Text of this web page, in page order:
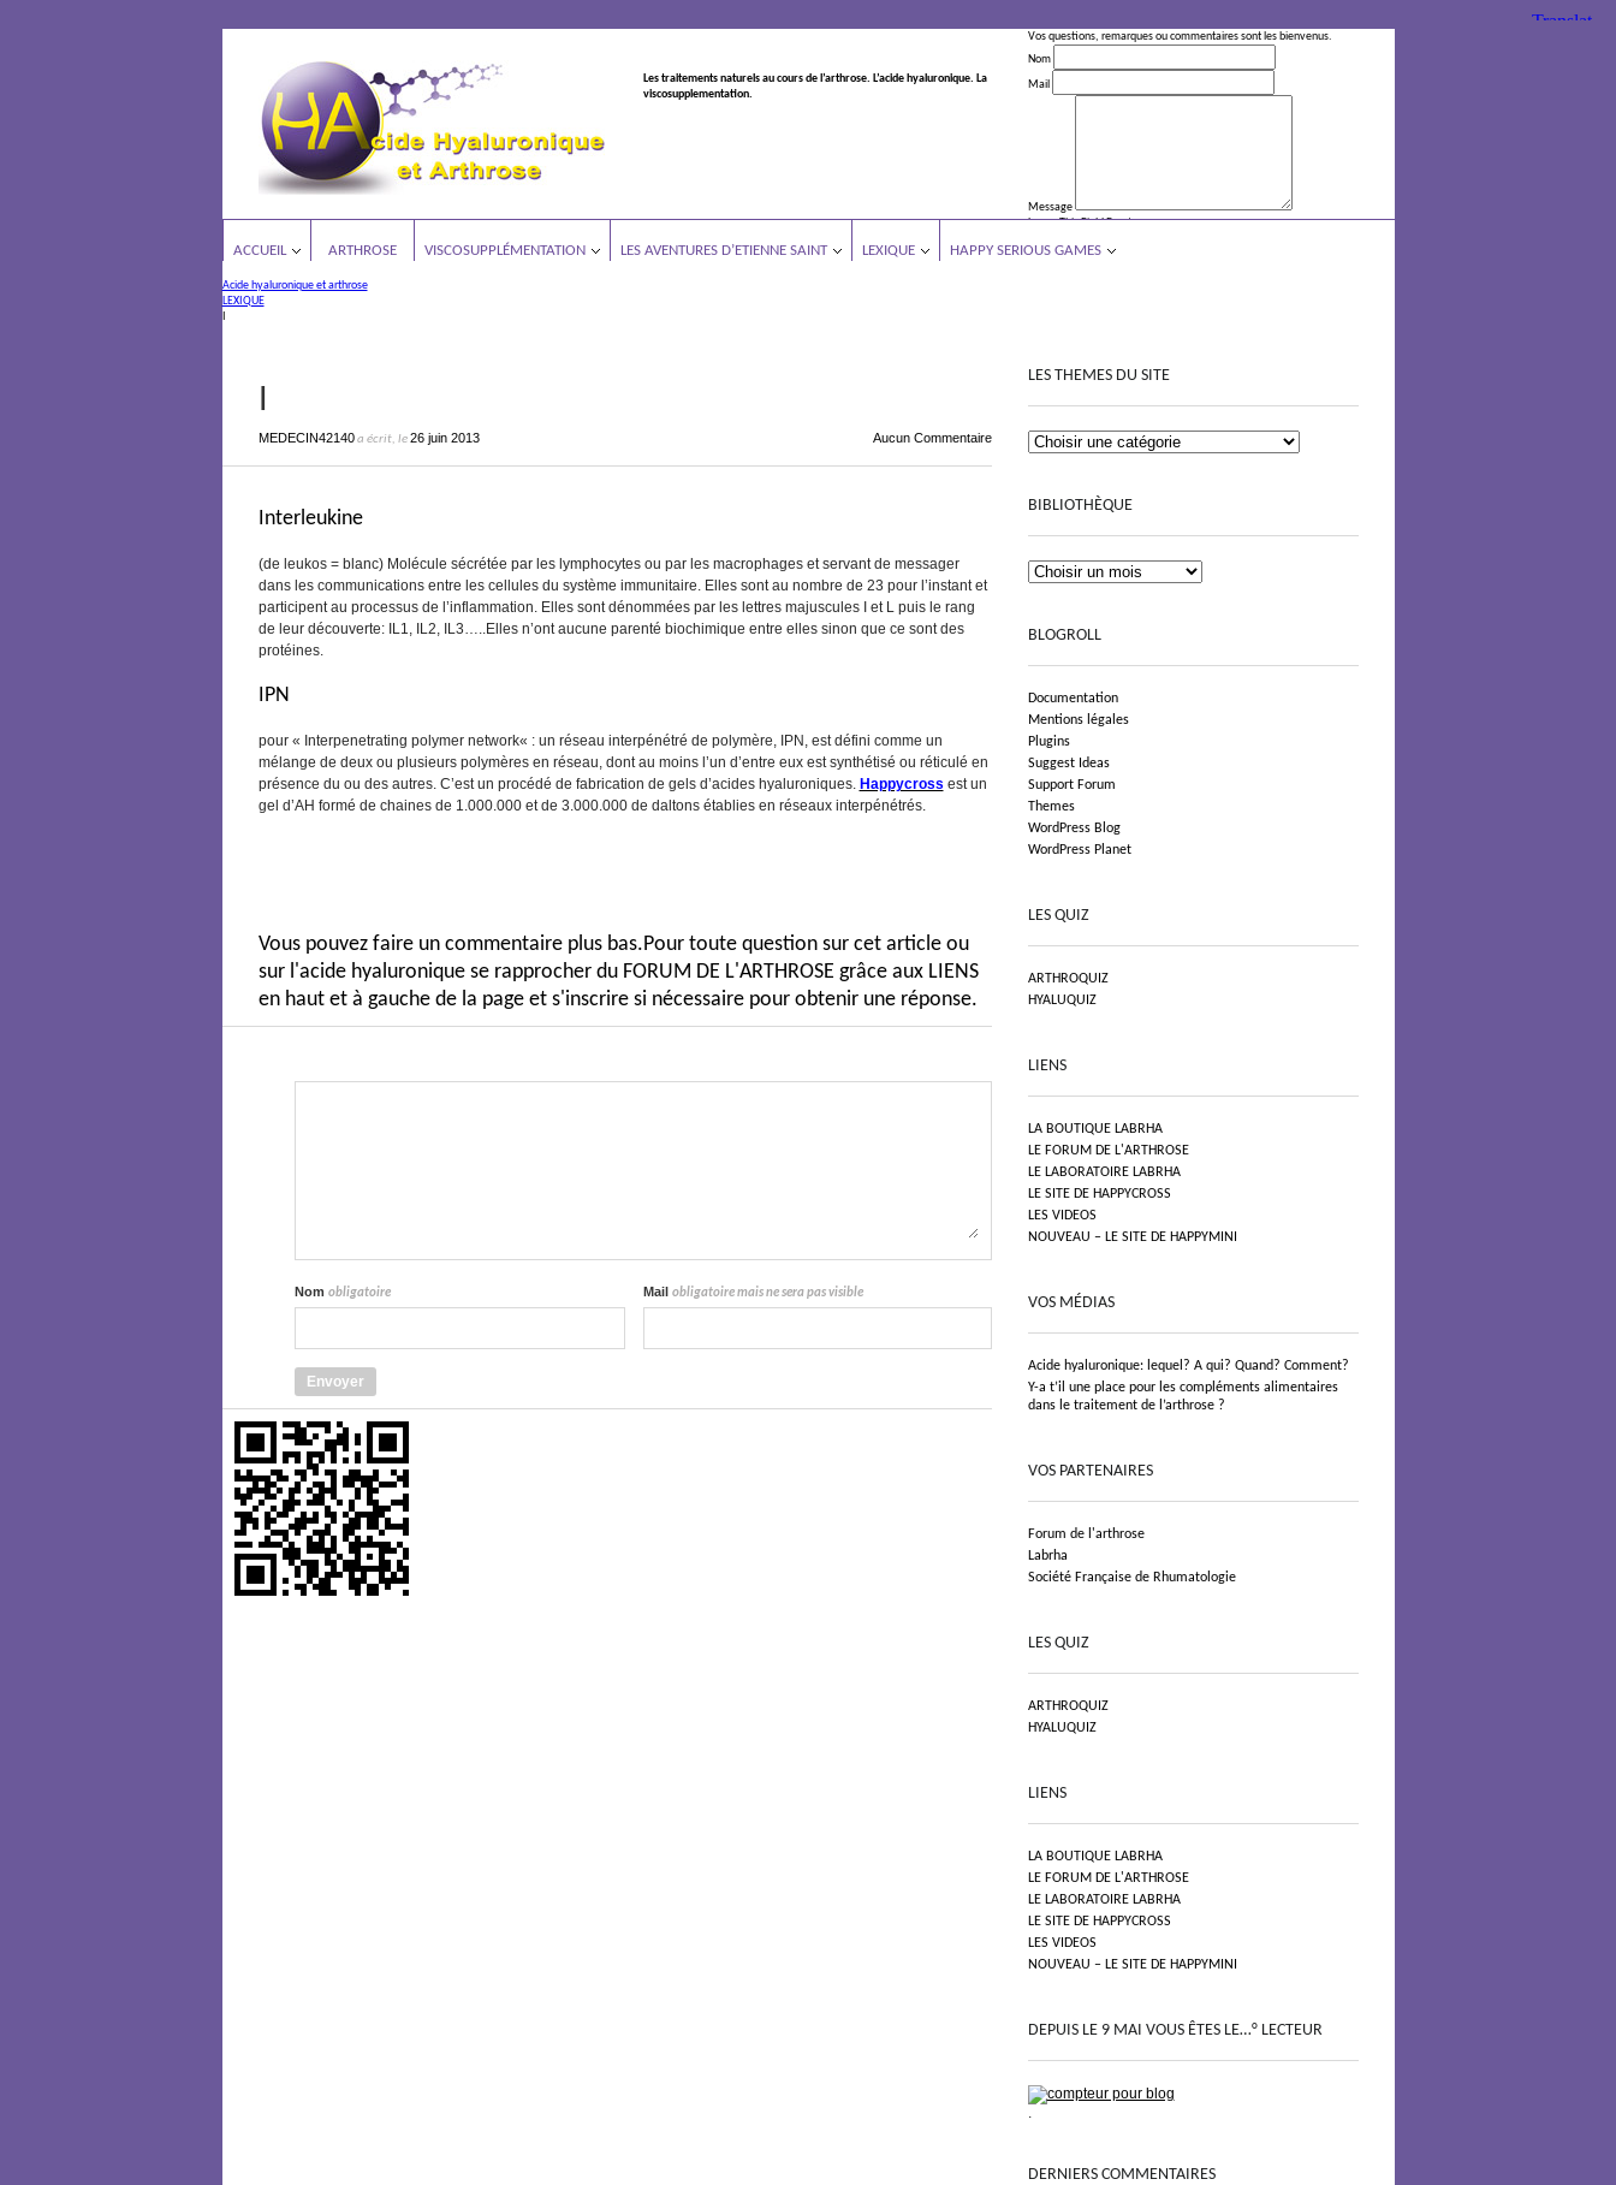
Les traitements naturels au cours de l’arthrose. L’acide hyaluronique. La
viscosupplementation.
Vos questions, remarques ou commentaires sont les bienvenus.
Nom
Mail
Message
Leave This Field Empty
ACCUEIL ARTHROSE VISCOSUPPLÉMENTATION LES AVENTURES D’ETIENNE SAINT LEXIQUE HAPPY SERIOUS GAMES
Acide hyaluronique et arthrose
LEXIQUE
I
MEDECIN42140a écrit, le26 juin 2013 Aucun Commentaire
Interleukine
(de leukos = blanc) Molécule sécrétée par les lymphocytes ou par les macrophages et servant de messager
dans les communications entre les cellules du système immunitaire. Elles sont au nombre de 23 pour l’instant et
participent au processus de l’inflammation. Elles sont dénommées par les lettres majuscules I et L puis le rang
de leur découverte: IL1, IL2, IL3…..Elles n’ont aucune parenté biochimique entre elles sinon que ce sont des
protéines.
IPN
pour « Interpenetrating polymer network« : un réseau interpénétré de polymère, IPN, est défini comme un
mélange de deux ou plusieurs polymères en réseau, dont au moins l’un d’entre eux est synthétisé ou réticulé en
présence du ou des autres. C’est un procédé de fabrication de gels d’acides hyaluroniques. Happycross est un
gel d’AH formé de chaines de 1.000.000 et de 3.000.000 de daltons établies en réseaux interpénétrés.
Vous pouvez faire un commentaire plus bas.Pour toute question sur cet article ou
sur l'acide hyaluronique se rapprocher du FORUM DE L'ARTHROSE grâce aux LIENS
en haut et à gauche de la page et s'inscrire si nécessaire pour obtenir une réponse.
Nom obligatoire Mail obligatoire mais ne sera pas visible
LES THEMES DU SITE
BIBLIOTHÈQUE
BLOGROLL
Documentation
Mentions légales
Plugins
Suggest Ideas
Support Forum
Themes
WordPress Blog
WordPress Planet
LES QUIZ
ARTHROQUIZ
HYALUQUIZ
LIENS
LA BOUTIQUE LABRHA
LE FORUM DE L'ARTHROSE
LE LABORATOIRE LABRHA
LE SITE DE HAPPYCROSS
LES VIDEOS
NOUVEAU – LE SITE DE HAPPYMINI
VOS MÉDIAS
Acide hyaluronique: lequel? A qui? Quand? Comment?
Y-a t’il une place pour les compléments alimentaires
dans le traitement de l’arthrose ?
VOS PARTENAIRES
Forum de l'arthrose
Labrha
Société Française de Rhumatologie
LES QUIZ
ARTHROQUIZ
HYALUQUIZ
LIENS
LA BOUTIQUE LABRHA
LE FORUM DE L'ARTHROSE
LE LABORATOIRE LABRHA
LE SITE DE HAPPYCROSS
LES VIDEOS
NOUVEAU – LE SITE DE HAPPYMINI
DEPUIS LE 9 MAI VOUS ÊTES LE…° LECTEUR
.
DERNIERS COMMENTAIRES